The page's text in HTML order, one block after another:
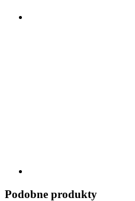
Podobne produkty